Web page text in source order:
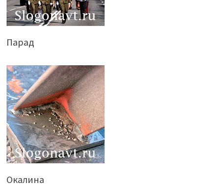
Парад
Окалина